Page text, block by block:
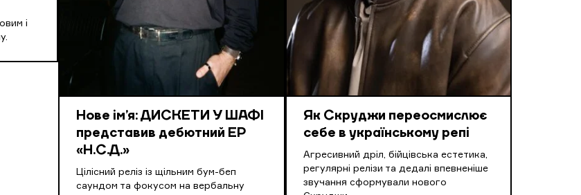
і
Нове ім’я: ДИСКЕТИ У ШАФІ
представив дебютний EP
«Н.С.Д.»
Цілісний реліз із щільним бум-беп
саундом та фокусом на вербальну
Як Скруджи переосмислює
себе в українському репі
Агресивний дріл, бійцівська естетика,
регулярні релізи та дедалі впевненіше
звучання сформували нового